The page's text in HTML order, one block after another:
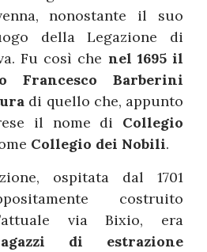
nonostante il suo
della Legazione di
Fu così che nel 1695 il
Francesco Barberini
di quello che, appunto
il nome di Collegio
Collegio dei Nobili.
ospitata dal 1701
costruito
via Bixio, era
di estrazione